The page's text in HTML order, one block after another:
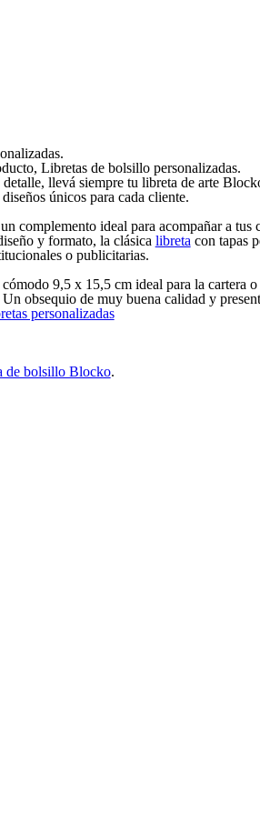
Libretas de bolsillo personalizadas.
llevá siempre tu libreta de arte
únicos para cada cliente.
complemento ideal para acompañar a tus
y formato, la clásica libreta con tapas
o publicitarias.
9,5 x 15,5 cm ideal para la cartera
obsequio de muy buena calidad y
personalizadas
de bolsillo Blocko.